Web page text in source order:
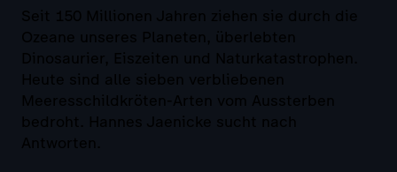
Seit 150 Millionen Jahren ziehen sie durch die
Ozeane unseres Planeten, überlebten
Dinosaurier, Eiszeiten und Naturkatastrophen.
Heute sind alle sieben verbliebenen
Meeresschildkröten-Arten vom Aussterben
bedroht. Hannes Jaenicke sucht nach
Antworten.